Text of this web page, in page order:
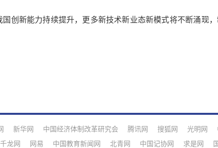
新能力持续提升，更多新技术新业态新模式将不断涌现
新华网 中国经济体制改革研究会 腾讯网 搜狐网 光明网
千龙网 网易 中国教育新闻网 北青网 中国记协网 求是网